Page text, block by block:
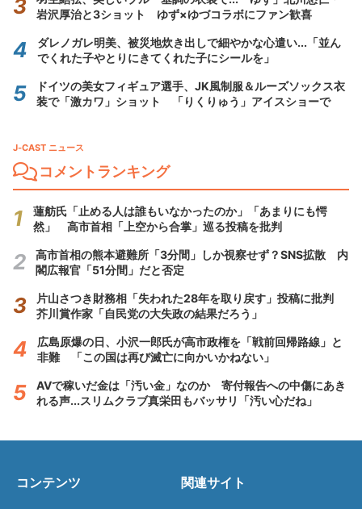
岩沢厚治と3ショット ゆず×ゆづコラボにファン歓喜
ダレノガレ明美、被災地炊き出しで細やかな心遣い...「並ん
でくれた子やとりにきてくれた子にシールを」
ドイツの美女フィギュア選手、JK風制服＆ルーズソックス衣
装で「激カワ」ショット 「りくりゅう」アイスショーで
J-CAST ニュース
コメントランキング
蓮舫氏「止める人は誰もいなかったのか」「あまりにも愕
然」 高市首相「上空から合掌」巡る投稿を批判
高市首相の熊本避難所「3分間」しか視察せず？SNS拡散 内
閣広報官「51分間」だと否定
片山さつき財務相「失われた28年を取り戻す」投稿に批判
芥川賞作家「自民党の大失政の結果だろう」
広島原爆の日、小沢一郎氏が高市政権を「戦前回帰路線」と
非難 「この国は再び滅亡に向かいかねない」
AVで稼いだ金は「汚い金」なのか 寄付報告への中傷にあき
れる声...スリムクラブ真栄田もバッサリ「汚い心だね」
コンテンツ 関連サイト